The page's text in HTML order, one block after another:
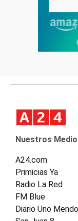
Nuestros
A24.com
Primicias Ya
Radio La Red
FM Blue
Diario Uno